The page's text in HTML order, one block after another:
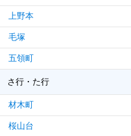
上野本
毛塚
五領町
さ行・た行
材木町
桜山台